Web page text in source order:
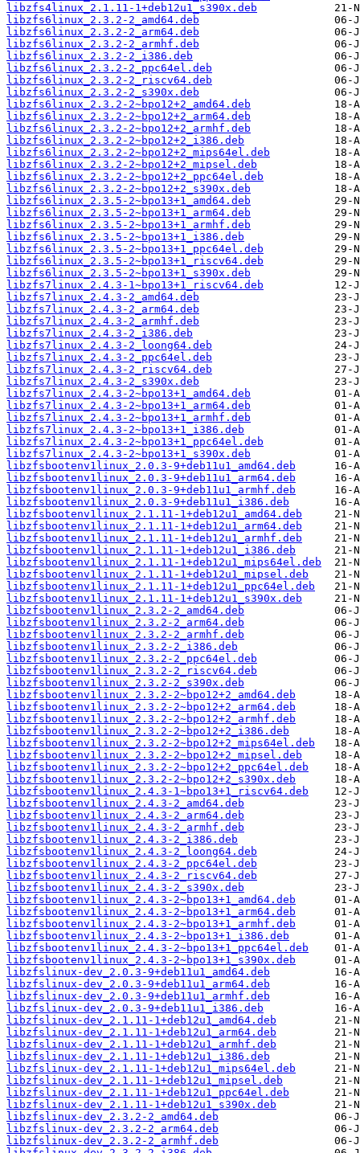
libzfs4linux_2.1.11-1+deb12u1_s390x.deb
libzfs6linux_2.3.2-2_amd64.deb
libzfs6linux_2.3.2-2_arm64.deb
libzfs6linux_2.3.2-2_armhf.deb
libzfs6linux_2.3.2-2_i386.deb
libzfs6linux_2.3.2-2_ppc64el.deb
libzfs6linux_2.3.2-2_riscv64.deb
libzfs6linux_2.3.2-2_s390x.deb
libzfs6linux_2.3.2-2~bpo12+2_amd64.deb
libzfs6linux_2.3.2-2~bpo12+2_arm64.deb
libzfs6linux_2.3.2-2~bpo12+2_armhf.deb
libzfs6linux_2.3.2-2~bpo12+2_i386.deb
libzfs6linux_2.3.2-2~bpo12+2_mips64el.deb
libzfs6linux_2.3.2-2~bpo12+2_mipsel.deb
libzfs6linux_2.3.2-2~bpo12+2_ppc64el.deb
libzfs6linux_2.3.2-2~bpo12+2_s390x.deb
libzfs6linux_2.3.5-2~bpo13+1_amd64.deb
libzfs6linux_2.3.5-2~bpo13+1_arm64.deb
libzfs6linux_2.3.5-2~bpo13+1_armhf.deb
libzfs6linux_2.3.5-2~bpo13+1_i386.deb
libzfs6linux_2.3.5-2~bpo13+1_ppc64el.deb
libzfs6linux_2.3.5-2~bpo13+1_riscv64.deb
libzfs6linux_2.3.5-2~bpo13+1_s390x.deb
libzfs7linux_2.4.3-1~bpo13+1_riscv64.deb
libzfs7linux_2.4.3-2_amd64.deb
libzfs7linux_2.4.3-2_arm64.deb
libzfs7linux_2.4.3-2_armhf.deb
libzfs7linux_2.4.3-2_i386.deb
libzfs7linux_2.4.3-2_loong64.deb
libzfs7linux_2.4.3-2_ppc64el.deb
libzfs7linux_2.4.3-2_riscv64.deb
libzfs7linux_2.4.3-2_s390x.deb
libzfs7linux_2.4.3-2~bpo13+1_amd64.deb
libzfs7linux_2.4.3-2~bpo13+1_arm64.deb
libzfs7linux_2.4.3-2~bpo13+1_armhf.deb
libzfs7linux_2.4.3-2~bpo13+1_i386.deb
libzfs7linux_2.4.3-2~bpo13+1_ppc64el.deb
libzfs7linux_2.4.3-2~bpo13+1_s390x.deb
libzfsbootenv1linux_2.0.3-9+deb11u1_amd64.deb
libzfsbootenv1linux_2.0.3-9+deb11u1_arm64.deb
libzfsbootenv1linux_2.0.3-9+deb11u1_armhf.deb
libzfsbootenv1linux_2.0.3-9+deb11u1_i386.deb
libzfsbootenv1linux_2.1.11-1+deb12u1_amd64.deb
libzfsbootenv1linux_2.1.11-1+deb12u1_arm64.deb
libzfsbootenv1linux_2.1.11-1+deb12u1_armhf.deb
libzfsbootenv1linux_2.1.11-1+deb12u1_i386.deb
libzfsbootenv1linux_2.1.11-1+deb12u1_mips64el.deb
libzfsbootenv1linux_2.1.11-1+deb12u1_mipsel.deb
libzfsbootenv1linux_2.1.11-1+deb12u1_ppc64el.deb
libzfsbootenv1linux_2.1.11-1+deb12u1_s390x.deb
libzfsbootenv1linux_2.3.2-2_amd64.deb
libzfsbootenv1linux_2.3.2-2_arm64.deb
libzfsbootenv1linux_2.3.2-2_armhf.deb
libzfsbootenv1linux_2.3.2-2_i386.deb
libzfsbootenv1linux_2.3.2-2_ppc64el.deb
libzfsbootenv1linux_2.3.2-2_riscv64.deb
libzfsbootenv1linux_2.3.2-2_s390x.deb
libzfsbootenv1linux_2.3.2-2~bpo12+2_amd64.deb
libzfsbootenv1linux_2.3.2-2~bpo12+2_arm64.deb
libzfsbootenv1linux_2.3.2-2~bpo12+2_armhf.deb
libzfsbootenv1linux_2.3.2-2~bpo12+2_i386.deb
libzfsbootenv1linux_2.3.2-2~bpo12+2_mips64el.deb
libzfsbootenv1linux_2.3.2-2~bpo12+2_mipsel.deb
libzfsbootenv1linux_2.3.2-2~bpo12+2_ppc64el.deb
libzfsbootenv1linux_2.3.2-2~bpo12+2_s390x.deb
libzfsbootenv1linux_2.4.3-1~bpo13+1_riscv64.deb
libzfsbootenv1linux_2.4.3-2_amd64.deb
libzfsbootenv1linux_2.4.3-2_arm64.deb
libzfsbootenv1linux_2.4.3-2_armhf.deb
libzfsbootenv1linux_2.4.3-2_i386.deb
libzfsbootenv1linux_2.4.3-2_loong64.deb
libzfsbootenv1linux_2.4.3-2_ppc64el.deb
libzfsbootenv1linux_2.4.3-2_riscv64.deb
libzfsbootenv1linux_2.4.3-2_s390x.deb
libzfsbootenv1linux_2.4.3-2~bpo13+1_amd64.deb
libzfsbootenv1linux_2.4.3-2~bpo13+1_arm64.deb
libzfsbootenv1linux_2.4.3-2~bpo13+1_armhf.deb
libzfsbootenv1linux_2.4.3-2~bpo13+1_i386.deb
libzfsbootenv1linux_2.4.3-2~bpo13+1_ppc64el.deb
libzfsbootenv1linux_2.4.3-2~bpo13+1_s390x.deb
libzfslinux-dev_2.0.3-9+deb11u1_amd64.deb
libzfslinux-dev_2.0.3-9+deb11u1_arm64.deb
libzfslinux-dev_2.0.3-9+deb11u1_armhf.deb
libzfslinux-dev_2.0.3-9+deb11u1_i386.deb
libzfslinux-dev_2.1.11-1+deb12u1_amd64.deb
libzfslinux-dev_2.1.11-1+deb12u1_arm64.deb
libzfslinux-dev_2.1.11-1+deb12u1_armhf.deb
libzfslinux-dev_2.1.11-1+deb12u1_i386.deb
libzfslinux-dev_2.1.11-1+deb12u1_mips64el.deb
libzfslinux-dev_2.1.11-1+deb12u1_mipsel.deb
libzfslinux-dev_2.1.11-1+deb12u1_ppc64el.deb
libzfslinux-dev_2.1.11-1+deb12u1_s390x.deb
libzfslinux-dev_2.3.2-2_amd64.deb
libzfslinux-dev_2.3.2-2_arm64.deb
libzfslinux-dev_2.3.2-2_armhf.deb